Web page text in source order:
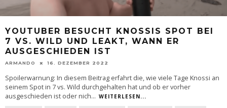
YOUTUBER BESUCHT KNOSSIS SPOT BEI
7 VS. WILD UND LEAKT, WANN ER
AUSGESCHIEDEN IST
ARMANDO 16. DEZEMBER 2022
Spoilerwarnung: In diesem Beitrag erfahrt die, wie viele Tage Knossi an
seinem Spot in 7 vs. Wild durchgehalten hat und ob er vorher
ausgeschieden ist oder nich... WEITERLESEN...